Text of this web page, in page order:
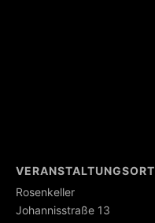
VERANSTALTUNGSORT
Rosenkeller
Johannisstraße 13